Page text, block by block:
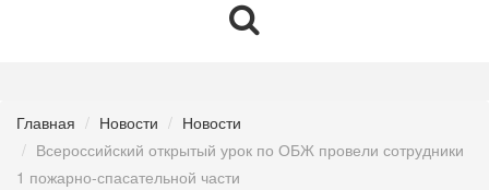
Главная Новости
Новости
Всероссийский открытый урок по ОБЖ провели сотрудники
1 пожарно-спасательной части